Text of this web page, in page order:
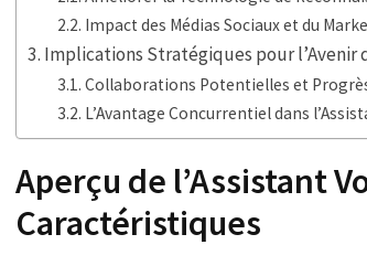
Impact des Médias Sociaux et du
Implications Stratégiques pour l’Avenir
Collaborations Potentielles et
L’Avantage Concurrentiel dans
Aperçu de l’Assistant
Caractéristiques